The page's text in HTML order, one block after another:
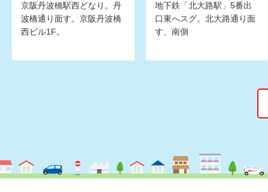
京阪丹波橋駅西どなり。丹
波橋通り面す。京阪丹波橋
西ビル1F。
地下鉄「北大路駅」5番出
口東へスグ。北大路通り面
す、南側